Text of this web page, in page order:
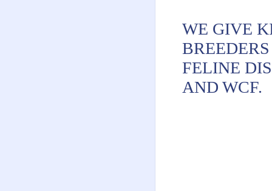
WE GIVE
FELINE
AND WCF.